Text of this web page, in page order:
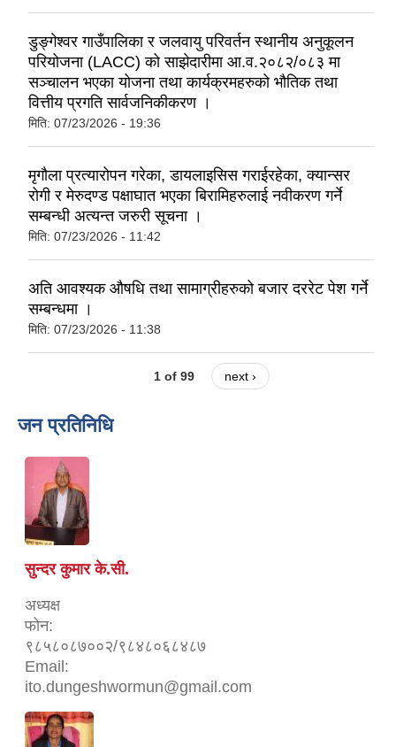
डुङ्गेश्वर गाउँपालिका र जलवायु परिवर्तन स्थानीय अनुकूलन
परियोजना (LACC) को साझेदारीमा आ.व.२०८२/०८३ मा
सञ्‍चालन भएका योजना तथा कार्यक्रमहरुको भौतिक तथा
वित्तीय प्रगति सार्वजनिकीकरण ।
मिति: 07/23/2026 - 19:36
मृगौला प्रत्यारोपन गरेका, डायलाइसिस गराईरहेका, क्यान्सर
रोगी र मेरुदण्ड पक्षाघात भएका बिरामिहरुलाई नवीकरण गर्ने
सम्बन्धी अत्यन्त जरुरी सूचना ।
मिति: 07/23/2026 - 11:42
अति आवश्यक औषधि तथा सामाग्रीहरुको बजार दररेट पेश गर्ने
सम्बन्धमा ।
मिति: 07/23/2026 - 11:38
1 of 99 next ›
जन प्रतिनिधि
सुन्दर कुमार के.सी.
अध्यक्ष
फोन:
९८५८०८७००२/९८४८०६८४८७
Email:
ito.dungeshwormun@gmail.com